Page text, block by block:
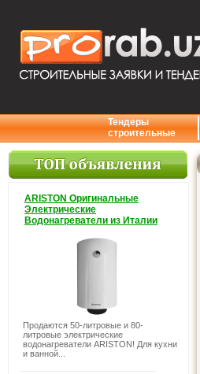
Тендеры
строительные
ARISTON Оригинальные
Электрические
Водонагреватели из Италии
Продаются 50-литровые и 80-
литровые электрические
водонагреватели ARISTON! Для кухни
и ванной...